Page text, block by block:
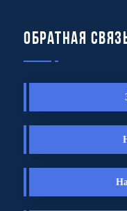
Обратная